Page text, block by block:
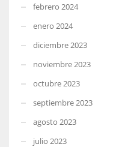
febrero 2024
enero 2024
diciembre 2023
noviembre 2023
octubre 2023
septiembre 2023
agosto 2023
julio 2023